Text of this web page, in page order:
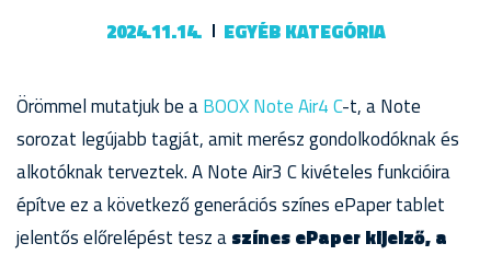
2024.11.14. EGYÉB KATEGÓRIA
Örömmel mutatjuk be aBOOX Note Air4 C-t, a Note
sorozat legújabb tagját, amit merész gondolkodóknak és
alkotóknak terveztek. A Note Air3 C kivételes funkcióira
építve ez a következő generációs színes ePaper tablet
jelentős előrelépést tesz aszínes ePaper kijelző, a